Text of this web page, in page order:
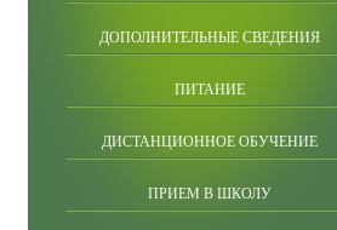
ДОПОЛНИТЕЛЬНЫЕ СВЕДЕНИЯ
ПИТАНИЕ
ДИСТАНЦИОННОЕ ОБУЧЕНИЕ
ПРИЕМ В ШКОЛУ